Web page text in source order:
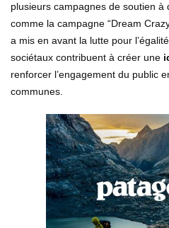
plusieurs campagnes de soutien à
comme la campagne “Dream
a mis en avant la lutte pour
sociétaux contribuent à créer une
renforcer l’engagement du public
communes.